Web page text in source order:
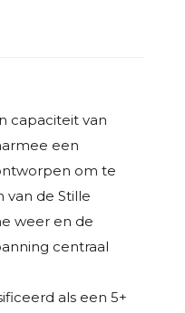
capaciteit van
een
om te
van de Stille
weer en de
centraal
als een 5+